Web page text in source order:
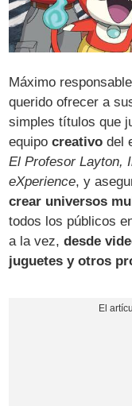
Máximo
querido ofrecer a
simples títulos que
equipocreativo del
El Profesor Layton,
eXperience, y
crear universos
todos los públicos
a la vez,desde
juguetes y otros